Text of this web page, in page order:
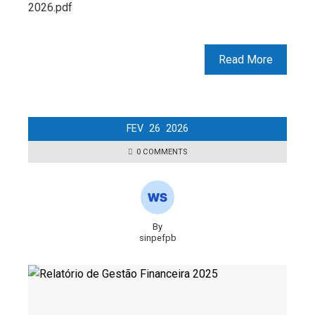
2026.pdf
Read More
FEV 26 2026
0 COMMENTS
By
sinpefpb